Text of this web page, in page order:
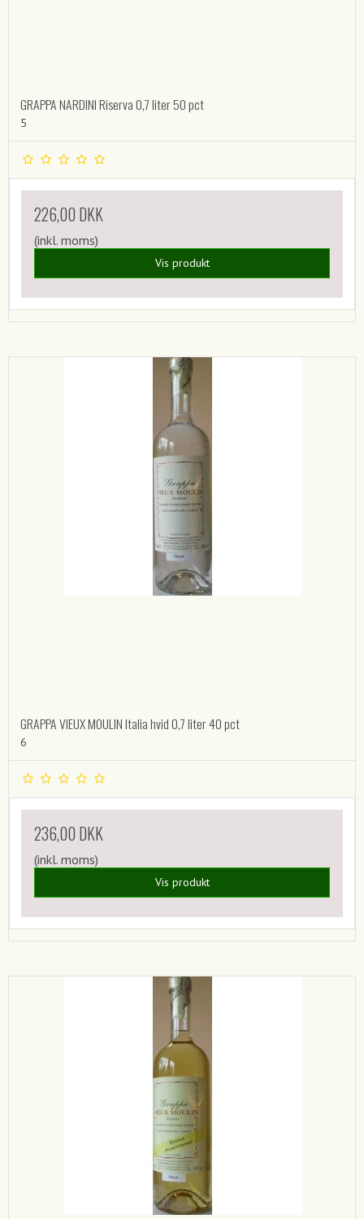
GRAPPA NARDINI Riserva 0,7 liter 50 pct
5
226,00 DKK
(inkl. moms)
Vis produkt
GRAPPA VIEUX MOULIN Italia hvid 0,7 liter 40 pct
6
236,00 DKK
(inkl. moms)
Vis produkt